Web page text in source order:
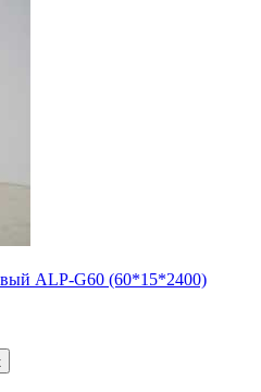
ALP-G60 (60*15*2400)